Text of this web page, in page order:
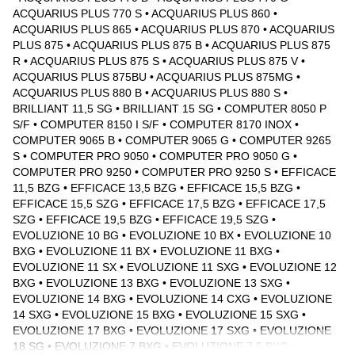
SXG • EVOLUZIONE 8.5 BXG • EVOLUZIONE 8.5 SXG •
EVOLUZIONE 9 BX • EVOLUZIONE 9 BXG • EVOLUZIONE 9 SX
• EVOLUZIONE 9 SXG • FLAV-8700 INOX • FLAV-8800
PLATINUM • IMPRESSIVE 14 SZ • IMPRESSIVE 15 WZ •
IMPRESSIVE 16 SZ • IMPRESSIVE 18 SZ • IMPRESSIVE 20 SZ •
INFINITY 10 BW • INFINITY 10 BWG • INFINITY 10 S W •
INFINITY 10 SWG • INFINITY 11 B W • INFINITY 11 BWG •
INFINITY 11 S W • INFINITY 11 SWG • INFINITY 12 BWG •
INFINITY 12 SWG • INFINITY 14 BWG • INFINITY 14 SWG •
INFINITY 15 BWG • INFINITY 15 SWG • INTELLIGENT ULTRA
9890 • INTELLIGENT 9070 B • INTELLIGENT 8770 XL •
INTELLIGENT 8805 PLA • INTELLIGENT 8850 LCD •
INTELLIGENT 8870 LCD • INTELLIGENT 9070 BG •
INTELLIGENT 9765 G • INTELLIGENT 9770 B • INTELLIGENT
9770 BG • INTELLIGENT 9770 S • INTELLIGENT 9770 SG •
INTELLIGENT 9870 B • INTELLIGENT 9870 BG • INTELLIGENT
9870 DK • INTELLIGENT 9870 DKG • INTELLIGENT 9870 H •
INTELLIGENT 9870 INO • INTELLIGENT 9870 SG •
INTELLIGENT 9890 BG • INTELLIGENT 9890 SG •
INTELLIGENT PRO 9750 • INTELLIGENT PRO 9850 •
INTELLIGENT PRO9750G • INTELLIGENT PRO9850S •
INTELLIGENT U9870S • INTELLIGENT ULTRA 10 •
ACQUARIUS PLUS 770 S • ACQUARIUS PLUS 860 •
ACQUARIUS PLUS 865 • ACQUARIUS PLUS 870 • ACQUARIUS
PLUS 875 • ACQUARIUS PLUS 875 B • ACQUARIUS PLUS 875
R • ACQUARIUS PLUS 875 S • ACQUARIUS PLUS 875 V •
ACQUARIUS PLUS 875BU • ACQUARIUS PLUS 875MG •
ACQUARIUS PLUS 880 B • ACQUARIUS PLUS 880 S •
BRILLIANT 11,5 SG • BRILLIANT 15 SG • COMPUTER 8050 P
S/F • COMPUTER 8150 I S/F • COMPUTER 8170 INOX •
COMPUTER 9065 B • COMPUTER 9065 G • COMPUTER 9265
S • COMPUTER PRO 9050 • COMPUTER PRO 9050 G •
COMPUTER PRO 9250 • COMPUTER PRO 9250 S • EFFICACE
11,5 BZG • EFFICACE 13,5 BZG • EFFICACE 15,5 BZG •
EFFICACE 15,5 SZG • EFFICACE 17,5 BZG • EFFICACE 17,5
SZG • EFFICACE 19,5 BZG • EFFICACE 19,5 SZG •
EVOLUZIONE 10 BG • EVOLUZIONE 10 BX • EVOLUZIONE 10
BXG • EVOLUZIONE 11 BX • EVOLUZIONE 11 BXG •
EVOLUZIONE 11 SX • EVOLUZIONE 11 SXG • EVOLUZIONE 12
BXG • EVOLUZIONE 13 BXG • EVOLUZIONE 13 SXG •
EVOLUZIONE 14 BXG • EVOLUZIONE 14 CXG • EVOLUZIONE
14 SXG • EVOLUZIONE 15 BXG • EVOLUZIONE 15 SXG •
EVOLUZIONE 17 BXG • EVOLUZIONE 17 SXG • EVOLUZIONE
18 SG • EVOLUZIONE 7 BXG • EVOLUZIONE 7.5 BXG •